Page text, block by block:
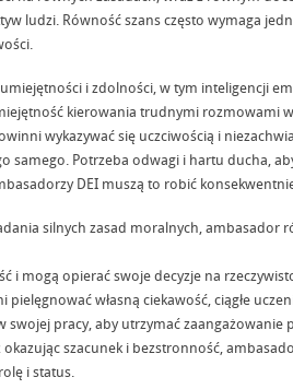
ludzi. Równość szans często wymaga
i zdolności, w tym inteligencji
kierowania trudnymi rozmowami
wykazywać się uczciwością i
samego. Potrzeba odwagi i hartu ducha,
DEI muszą to robić
silnych zasad moralnych, ambasador
i mogą opierać swoje decyzje na
własną ciekawość, ciągłe
swojej pracy, aby utrzymać zaangażowanie
szacunek i bezstronność,
i status.